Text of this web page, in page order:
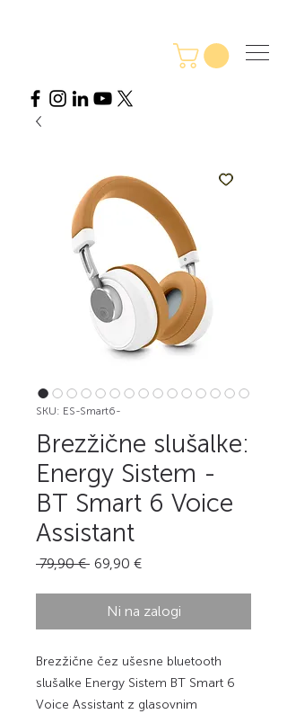
SKU: ES-Smart6-
Brezžične slušalke:
Energy Sistem -
BT Smart 6 Voice
Assistant
79,90 € Redna
69,90 €Cena
razprodaji
Ni na zalogi
Brezžične čez ušesne bluetooth
slušalke Energy Sistem BT Smart 6
Voice Assistant z glasovnim